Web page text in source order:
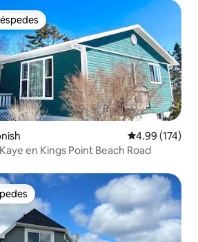
preferido
Calificación
4.99 (174)
en Kings Point Beach Road